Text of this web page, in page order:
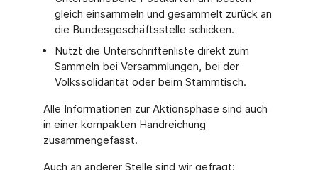
gleich einsammeln und gesammelt zurück an
die Bundesgeschäftsstelle schicken.
Nutzt die Unterschriftenliste direkt zum
Sammeln bei Versammlungen, bei der
Volkssolidarität oder beim Stammtisch.
Alle Informationen zur Aktionsphase sind auch
in einer kompakten Handreichung
zusammengefasst.
Auch an anderer Stelle sind wir gefragt: